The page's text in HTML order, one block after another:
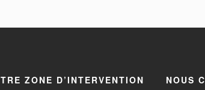
ZONE D’INTERVENTION NOUS